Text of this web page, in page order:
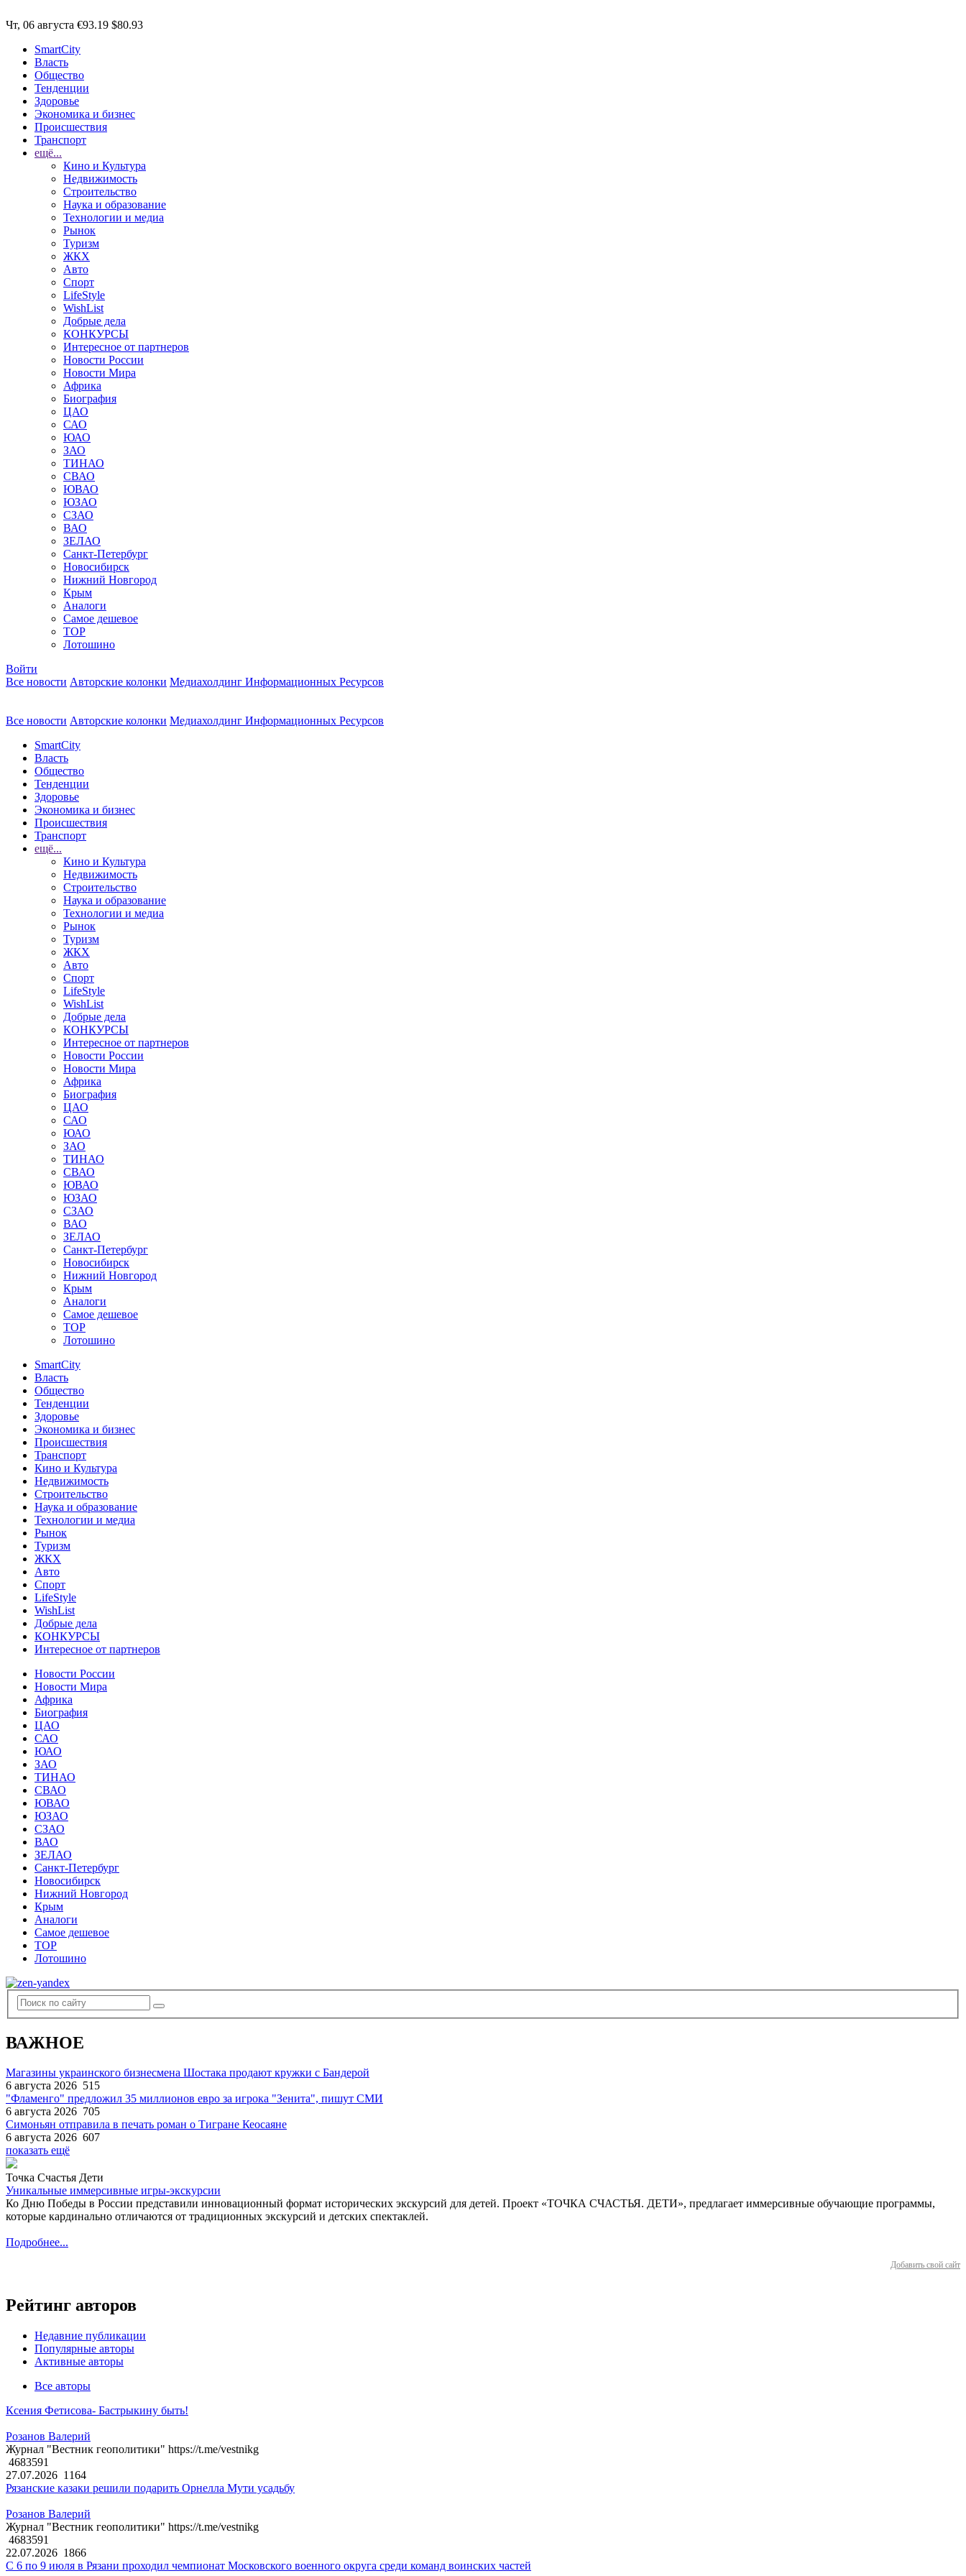
Чт, 06 августа €93.19 $80.93
SmartCity
Власть
Общество
Тенденции
Здоровье
Экономика и бизнес
Происшествия
Транспорт
ещё...
Кино и Культура
Недвижимость
Строительство
Наука и образование
Технологии и медиа
Рынок
Туризм
ЖКХ
Авто
Спорт
LifeStyle
WishList
Добрые дела
КОНКУРСЫ
Интересное от партнеров
Новости России
Новости Мира
Африка
Биография
ЦАО
САО
ЮАО
ЗАО
ТИНАО
СВАО
ЮВАО
ЮЗАО
СЗАО
ВАО
ЗЕЛАО
Санкт-Петербург
Новосибирск
Нижний Новгород
Крым
Аналоги
Самое дешевое
TOP
Лотошино
Войти
Все новости Авторские колонки Медиахолдинг Информационных Ресурсов
Все новости Авторские колонки Медиахолдинг Информационных Ресурсов
SmartCity
Власть
Общество
Тенденции
Здоровье
Экономика и бизнес
Происшествия
Транспорт
ещё...
Кино и Культура
Недвижимость
Строительство
Наука и образование
Технологии и медиа
Рынок
Туризм
ЖКХ
Авто
Спорт
LifeStyle
WishList
Добрые дела
КОНКУРСЫ
Интересное от партнеров
Новости России
Новости Мира
Африка
Биография
ЦАО
САО
ЮАО
ЗАО
ТИНАО
СВАО
ЮВАО
ЮЗАО
СЗАО
ВАО
ЗЕЛАО
Санкт-Петербург
Новосибирск
Нижний Новгород
Крым
Аналоги
Самое дешевое
TOP
Лотошино
SmartCity
Власть
Общество
Тенденции
Здоровье
Экономика и бизнес
Происшествия
Транспорт
Кино и Культура
Недвижимость
Строительство
Наука и образование
Технологии и медиа
Рынок
Туризм
ЖКХ
Авто
Спорт
LifeStyle
WishList
Добрые дела
КОНКУРСЫ
Интересное от партнеров
Новости России
Новости Мира
Африка
Биография
ЦАО
САО
ЮАО
ЗАО
ТИНАО
СВАО
ЮВАО
ЮЗАО
СЗАО
ВАО
ЗЕЛАО
Санкт-Петербург
Новосибирск
Нижний Новгород
Крым
Аналоги
Самое дешевое
TOP
Лотошино
ВАЖНОЕ
Магазины украинского бизнесмена Шостака продают кружки с Бандерой
6 августа 2026 515
"Фламенго" предложил 35 миллионов евро за игрока "Зенита", пишут СМИ
6 августа 2026 705
Симоньян отправила в печать роман о Тигране Кеосаяне
6 августа 2026 607
показать ещё
Точка Счастья Дети
Уникальные иммерсивные игры-экскурсии
Ко Дню Победы в России представили инновационный формат исторических экскурсий для детей. Проект «ТОЧКА СЧАСТЬЯ. ДЕТИ», предлагает иммерсивные обучающие программы,
которые кардинально отличаются от традиционных экскурсий и детских спектаклей.
Подробнее...
Добавить свой сайт
Рейтинг авторов
Недавние публикации
Популярные авторы
Активные авторы
Все авторы
Ксения Фетисова- Бастрыкину быть!
Розанов Валерий
Журнал "Вестник геополитики" https://t.me/vestnikg
4683591
27.07.2026 1164
Рязанские казаки решили подарить Орнелла Мути усадьбу
Розанов Валерий
Журнал "Вестник геополитики" https://t.me/vestnikg
4683591
22.07.2026 1866
С 6 по 9 июля в Рязани проходил чемпионат Московского военного округа среди команд воинских частей